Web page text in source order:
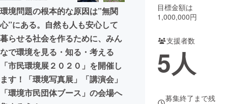
まちづくり・地域活性化
CAMPFIRE for Social Good
CAMPFIRE Creation
CAMPFIREふるさと納税
コミュニティ
環境問題の根本的な原因は”無関
心”にある。自然も人も安心して
暮らせる社会を作るために、みん
なで環境を見る・知る・考える
「市民環境展２０２０」を開催し
ます！「環境写真展」「講演会」
「環境市民団体ブース」の会場へ
目標金額は
1,000,000円
支援者数
5人
募集終了まで残